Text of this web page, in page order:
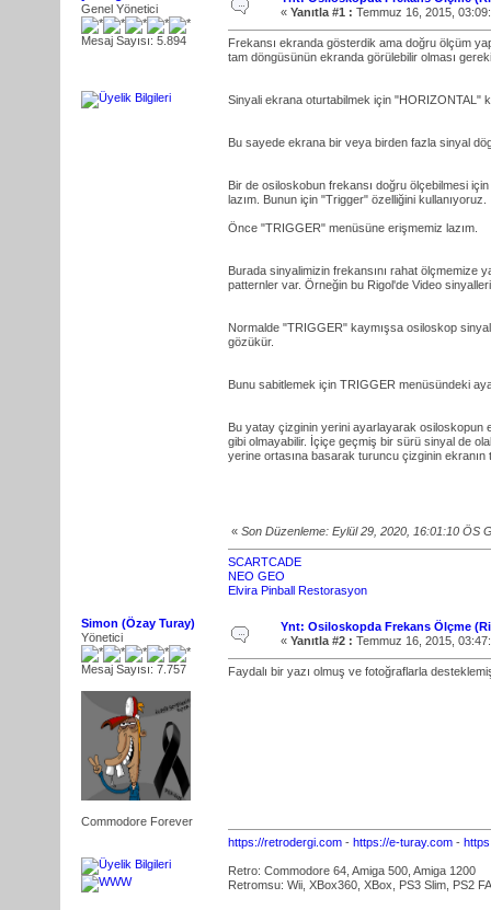
Genel Yönetici
Mesaj Sayısı: 5.894
« Yanıtla #1 : Temmuz 16, 2015,
Frekansı ekranda gösterdik ama doğru ölçüm
tam döngüsünün ekranda görülebilir olması
Sinyali ekrana oturtabilmek için "HORIZONTAL"
Bu sayede ekrana bir veya birden fazla sinyal
Bir de osiloskobun frekansı doğru ölçebilmesi
lazım. Bunun için "Trigger" özelliğini kullanıyoruz.
Önce "TRIGGER" menüsüne erişmemiz lazım.
Burada sinyalimizin frekansını rahat ölçmemize
patternler var. Örneğin bu Rigol'de Video
Normalde "TRIGGER" kaymışsa osiloskop
gözükür.
Bunu sabitlemek için TRIGGER menüsündeki
Bu yatay çizginin yerini ayarlayarak osiloskopun
gibi olmayabilir. İçiçe geçmiş bir sürü sinyal de
yerine ortasına basarak turuncu çizginin
« Son Düzenleme: Eylül 29, 2020, 16:01:10 ÖS
SCARTCADE
NEO GEO
Elvira Pinball Restorasyon
Simon (Özay Turay)
Yönetici
Mesaj Sayısı: 7.757
Commodore Forever
Ynt: Osiloskopda Frekans Ölçme
« Yanıtla #2 : Temmuz 16, 2015,
Faydalı bir yazı olmuş ve fotoğraflarla
https://retrodergi.com - https://e-turay.com -
Retro: Commodore 64, Amiga 500, Amiga 1200
Retromsu: Wii, XBox360, XBox, PS3 Slim, PS2